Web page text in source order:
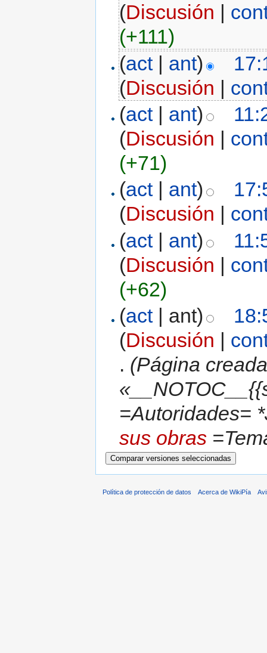
(Discusión |
(+111)
(act| ant)
(Discusión |
(act| ant)
(Discusión |
(+71)
(act| ant)
(Discusión |
(act| ant)
(Discusión |
(+62)
(act| ant)
(Discusión |
. (Página
=Autoridades=
sus obras
Política de protección de datos Acerca de WikiPía